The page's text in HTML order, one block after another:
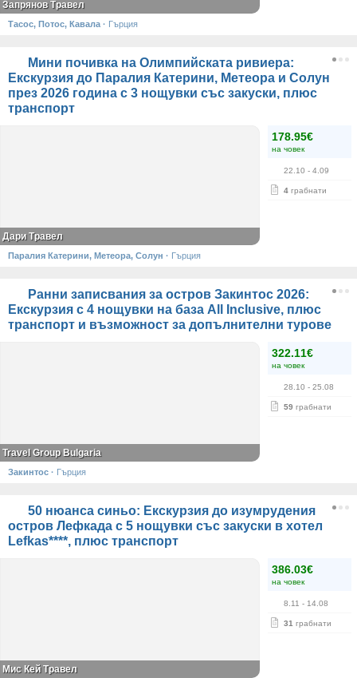
Запрянов Травел
Тасос, Потос, Кавала · Гърция
Мини почивка на Олимпийската ривиера:
Екскурзия до Паралия Катерини, Метеора и Солун
през 2026 година с 3 нощувки със закуски, плюс
транспорт
178.95€
на човек
22.10 - 4.09
4 грабнати
Дари Травел
Паралия Катерини, Метеора, Солун · Гърция
Ранни записвания за остров Закинтос 2026:
Екскурзия с 4 нощувки на база All Inclusive, плюс
транспорт и възможност за допълнителни турове
322.11€
на човек
28.10 - 25.08
59 грабнати
Travel Group Bulgaria
Закинтос · Гърция
50 нюанса синьо: Екскурзия до изумрудения
остров Лефкада с 5 нощувки със закуски в хотел
Lefkas****, плюс транспорт
386.03€
на човек
8.11 - 14.08
31 грабнати
Мис Кей Травел